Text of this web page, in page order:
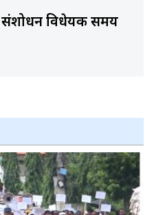
संशोधन विधेयक समय